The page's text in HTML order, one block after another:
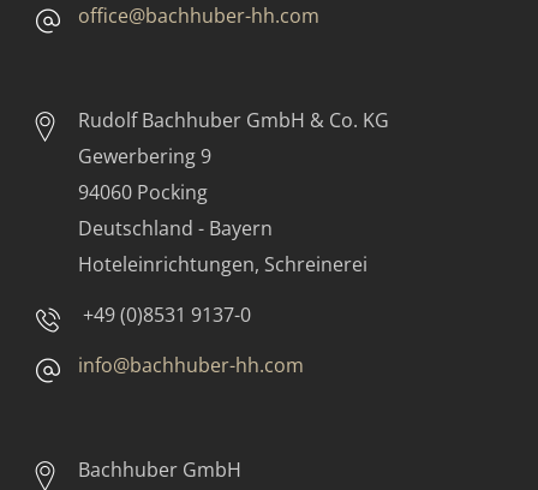
office@bachhuber-hh.com
Rudolf Bachhuber GmbH & Co. KG
Gewerbering 9
94060 Pocking
Deutschland - Bayern
Hoteleinrichtungen, Schreinerei
+49 (0)8531 9137-0
info@bachhuber-hh.com
Bachhuber GmbH